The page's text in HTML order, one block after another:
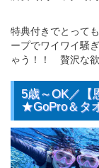
特典付きでとって
ープでワイワイ騒
ゃう！！ 贅沢な
5歳～OK／【
★GoPro＆タ